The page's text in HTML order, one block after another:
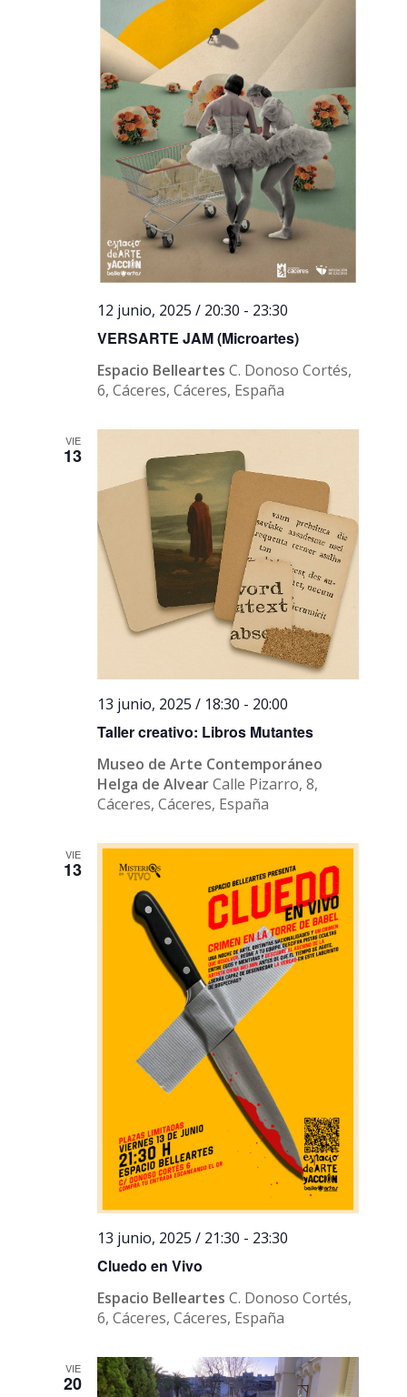
VERSARTE JAM (Microartes)
12 junio, 2025 / 20:30 - 23:30
Espacio BelleartesC. Donoso Cortés,
6, Cáceres, Cáceres, España
VIE
13
Taller creativo: Libros Mutantes
13 junio, 2025 / 18:30 - 20:00
Museo de Arte Contemporáneo
Helga de AlvearCalle Pizarro, 8,
Cáceres, Cáceres, España
VIE
13
Cluedo en Vivo
13 junio, 2025 / 21:30 - 23:30
Espacio BelleartesC. Donoso Cortés,
6, Cáceres, Cáceres, España
VIE
20